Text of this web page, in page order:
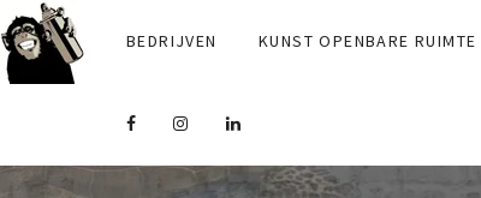
BEDRIJVEN KUNST OPENBARE RUIMTE